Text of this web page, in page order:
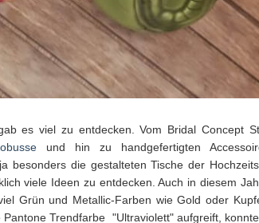
es viel zu entdecken. Vom Bridal Concept
und hin zu handgefertigten
besonders die gestalteten Tische der
viele Ideen zu entdecken. Auch in diesem
Grün und Metallic-Farben wie Gold oder
Pantone Trendfarbe "Ultraviolett" aufgreift,